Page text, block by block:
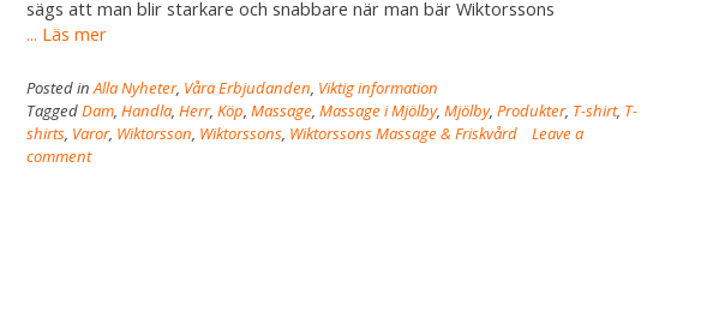
sägs att man blir starkare och snabbare när man bär Wiktorssons
... Läs mer
Posted inAlla Nyheter, Våra Erbjudanden, Viktig information
TaggedDam, Handla, Herr, Köp, Massage, Massage i Mjölby, Mjölby, Produkter, T-shirt, T-
shirts, Varor, Wiktorsson, Wiktorssons, Wiktorssons Massage & Friskvård
Leave a
comment